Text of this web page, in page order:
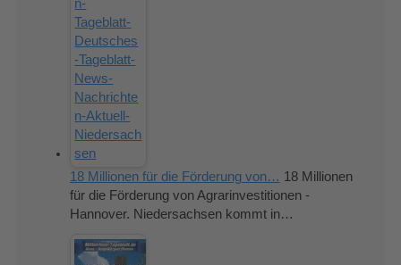
18 Millionen für die Förderung von… 18 Millionen
für die Förderung von Agrarinvestitionen -
Hannover. Niedersachsen kommt in…